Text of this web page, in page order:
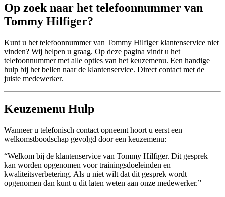
Op zoek naar het telefoonnummer van
Tommy Hilfiger?
Kunt u het telefoonnummer van Tommy Hilfiger klantenservice niet
vinden? Wij helpen u graag. Op deze pagina vindt u het
telefoonnummer met alle opties van het keuzemenu. Een handige
hulp bij het bellen naar de klantenservice. Direct contact met de
juiste medewerker.
Keuzemenu Hulp
Wanneer u telefonisch contact opneemt hoort u eerst een
welkomstboodschap gevolgd door een keuzemenu:
“Welkom bij de klantenservice van Tommy Hilfiger. Dit gesprek
kan worden opgenomen voor trainingsdoeleinden en
kwaliteitsverbetering. Als u niet wilt dat dit gesprek wordt
opgenomen dan kunt u dit laten weten aan onze medewerker.”